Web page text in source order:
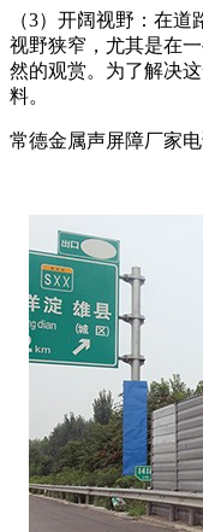
（3）开阔视野：在
视野狭窄，尤其是在
然的观赏。为了解决
料。
常德金属声屏障厂家